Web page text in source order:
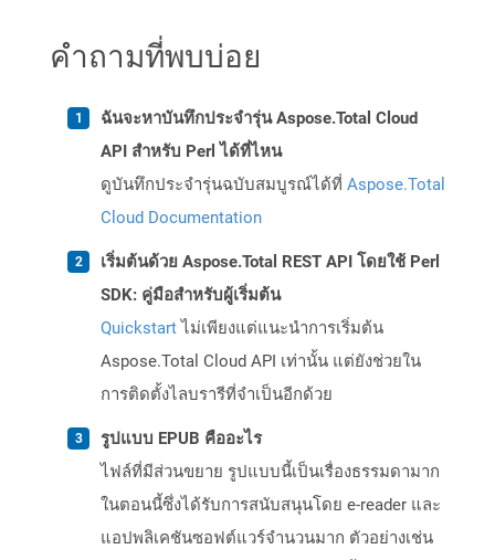
คำถามที่พบบ่อย
ฉันจะหาบันทึกประจำรุ่น Aspose.Total Cloud
API สำหรับ Perl ได้ที่ไหน
ดูบันทึกประจำรุ่นฉบับสมบูรณ์ได้ที่ Aspose.Total
Cloud Documentation
เริ่มต้นด้วย Aspose.Total REST API โดยใช้ Perl
SDK: คู่มือสำหรับผู้เริ่มต้น
Quickstartไม่เพียงแต่แนะนำการเริ่มต้น
Aspose.Total Cloud API เท่านั้น แต่ยังช่วยใน
การติดตั้งไลบรารีที่จำเป็นอีกด้วย
รูปแบบ EPUB คืออะไร
ไฟล์ที่มีส่วนขยาย รูปแบบนี้เป็นเรื่องธรรมดามาก
ในตอนนี้ซึ่งได้รับการสนับสนุนโดย e-reader และ
แอปพลิเคชันซอฟต์แวร์จำนวนมาก ตัวอย่างเช่น